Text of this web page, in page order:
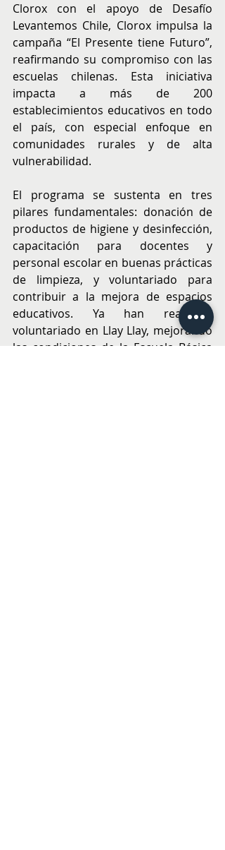
Clorox con el apoyo de Desafío
Levantemos Chile, Clorox impulsa la
campaña “El Presente tiene Futuro”,
reafirmando su compromiso con las
escuelas chilenas. Esta iniciativa
impacta a más de 200
establecimientos educativos en todo
el país, con especial enfoque en
comunidades rurales y de alta
vulnerabilidad.
El programa se sustenta en tres
pilares fundamentales: donación de
productos de higiene y desinfección,
capacitación para docentes y
personal escolar en buenas prácticas
de limpieza, y voluntariado para
contribuir a la mejora de espacios
educativos. Ya han realizado
voluntariado en Llay Llay, mejorando
las condiciones de la Escuela Básica